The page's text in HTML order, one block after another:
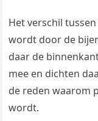
Het verschil
wordt door de
daar de
mee en dichten
de reden waarom
wordt.